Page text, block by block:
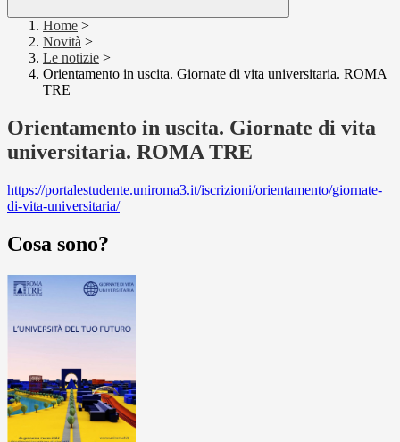
Home >
Novità >
Le notizie >
Orientamento in uscita. Giornate di vita universitaria. ROMA
TRE
Orientamento in uscita. Giornate di vita
universitaria. ROMA TRE
https://portalestudente.uniroma3.it/iscrizioni/orientamento/giornate-
di-vita-universitaria/
Cosa sono?